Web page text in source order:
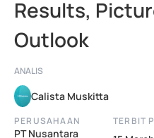
Results,
Outlook
ANALIS
Calista Muskitta
PERUSAHAAN
PT Nusantara
TERBIT